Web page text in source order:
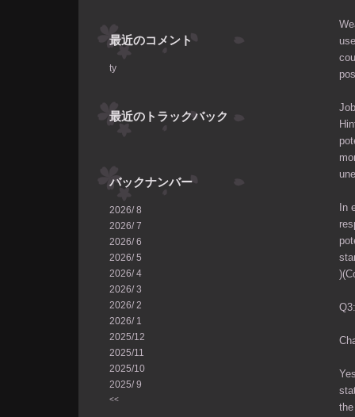
最近のコメント
ty
最近のトラックバック
バックナンバー
2026/ 8
2026/ 7
2026/ 6
2026/ 5
2026/ 4
2026/ 3
2026/ 2
2026/ 1
2025/12
2025/11
2025/10
2025/ 9
<<
In